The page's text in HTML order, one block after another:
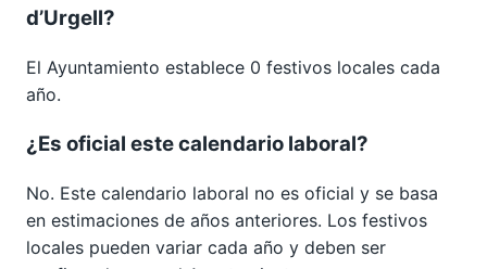
d’Urgell?
El Ayuntamiento establece 0 festivos locales cada
año.
¿Es oficial este calendario laboral?
No. Este calendario laboral no es oficial y se basa
en estimaciones de años anteriores. Los festivos
locales pueden variar cada año y deben ser